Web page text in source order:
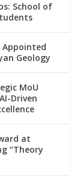
School of
Appointed
Geology
MoU
Driven
at
“Theory